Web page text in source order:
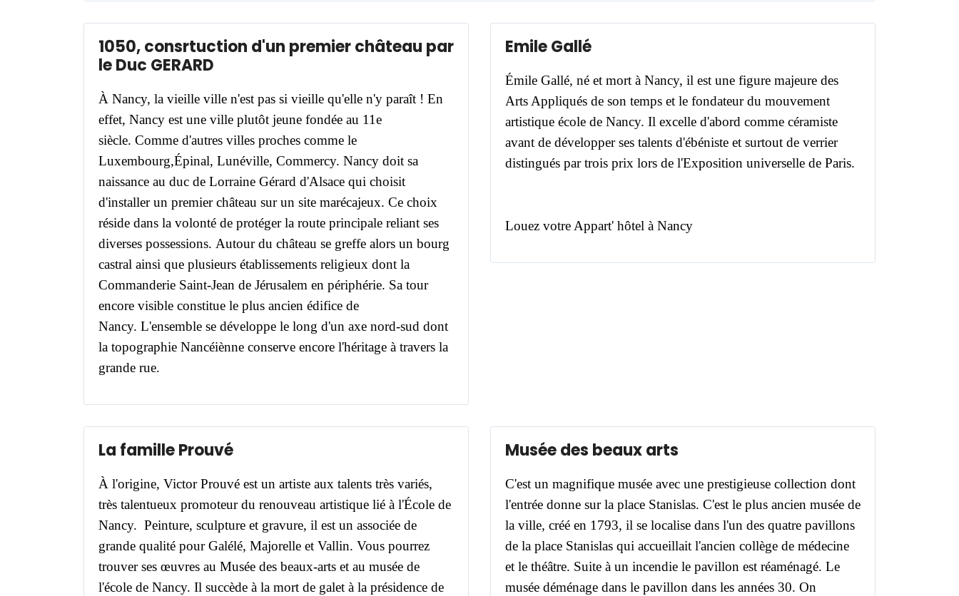
1050, consrtuction d'un premier château par
le Duc GERARD
À Nancy, la vieille ville n'est pas si vieille qu'elle n'y paraît ! En
effet, Nancy est une ville plutôt jeune fondée au 11e
siècle. Comme d'autres villes proches comme le
Luxembourg,Épinal, Lunéville, Commercy. Nancy doit sa
naissance au duc de Lorraine Gérard d'Alsace qui choisit
d'installer un premier château sur un site marécajeux. Ce choix
réside dans la volonté de protéger la route principale reliant ses
diverses possessions. Autour du château se greffe alors un bourg
castral ainsi que plusieurs établissements religieux dont la
Commanderie Saint-Jean de Jérusalem en périphérie. Sa tour
encore visible constitue le plus ancien édifice de
Nancy. L'ensemble se développe le long d'un axe nord-sud dont
la topographie Nancéiènne conserve encore l'héritage à travers la
grande rue.
Emile Gallé
Émile Gallé, né et mort à Nancy, il est une figure majeure des
Arts Appliqués de son temps et le fondateur du mouvement
artistique école de Nancy. Il excelle d'abord comme céramiste
avant de développer ses talents d'ébéniste et surtout de verrier
distingués par trois prix lors de l'Exposition universelle de Paris.
Louez votre Appart' hôtel à Nancy
La famille Prouvé
À l'origine, Victor Prouvé est un artiste aux talents très variés,
très talentueux promoteur du renouveau artistique lié à l'École de
Nancy. Peinture, sculpture et gravure, il est un associée de
grande qualité pour Galélé, Majorelle et Vallin. Vous pourrez
trouver ses œuvres au Musée des beaux-arts et au musée de
l'école de Nancy. Il succède à la mort de galet à la présidence de
Musée des beaux arts
C'est un magnifique musée avec une prestigieuse collection dont
l'entrée donne sur la place Stanislas. C'est le plus ancien musée de
la ville, créé en 1793, il se localise dans l'un des quatre pavillons
de la place Stanislas qui accueillait l'ancien collège de médecine
et le théâtre. Suite à un incendie le pavillon est réaménagé. Le
musée déménage dans le pavillon dans les années 30. On